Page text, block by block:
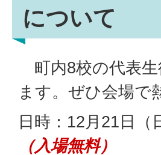
について
町内8校の代表生
ます。ぜひ会場で
日時：12月21日
（入場無料）